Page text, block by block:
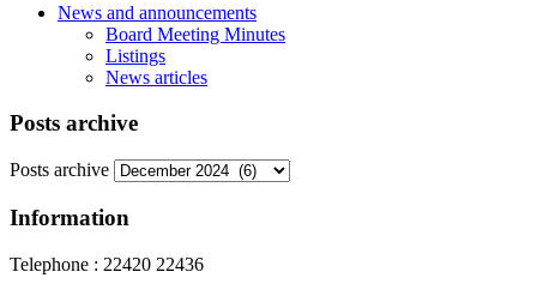
News and announcements
Board Meeting Minutes
Listings
News articles
Posts archive
Posts archive
Information
Telephone : 22420 22436